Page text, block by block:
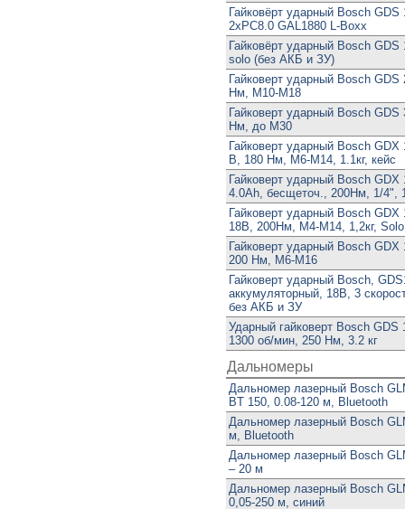
Гайковёрт ударный Bosch
2xPC8.0 GAL1880 L-Boxx
Гайковёрт ударный Bosch
solo (без АКБ и ЗУ)
Гайковерт ударный Bosch GDS
Нм, М10-М18
Гайковерт ударный Bosch GDS
Нм, до М30
Гайковерт ударный Bosch GDX
В, 180 Нм, M6-M14, 1.1кг, кейс
Гайковерт ударный Bosch
4.0Ah, бесщеточ., 200Нм, 1/4",
Гайковерт ударный Bosch GDX
18В, 200Нм, М4-М14, 1,2кг, Solo
Гайковерт ударный Bosch GDX
200 Нм, М6-М16
Гайковерт ударный Bosch,
аккумуляторный, 18В, 3
без АКБ и ЗУ
Ударный гайковерт Bosch GDS
1300 об/мин, 250 Нм, 3.2 кг
Дальномеры
Дальномер лазерный Bosch
BT 150, 0.08-120 м, Bluetooth
Дальномер лазерный Bosch
м, Bluetooth
Дальномер лазерный Bosch
– 20 м
Дальномер лазерный Bosch
0,05-250 м, синий